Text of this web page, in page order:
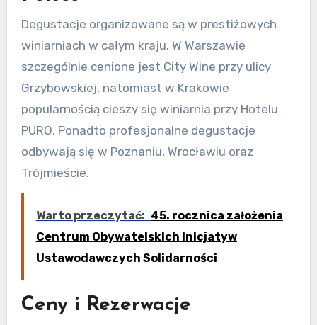
Degustacje organizowane są w prestiżowych
winiarniach w całym kraju. W Warszawie
szczególnie cenione jest City Wine przy ulicy
Grzybowskiej, natomiast w Krakowie
popularnością cieszy się winiarnia przy Hotelu
PURO. Ponadto profesjonalne degustacje
odbywają się w Poznaniu, Wrocławiu oraz
Trójmieście.
Warto przeczytać: 45. rocznica założenia
Centrum Obywatelskich Inicjatyw
Ustawodawczych Solidarności
Ceny i Rezerwacje